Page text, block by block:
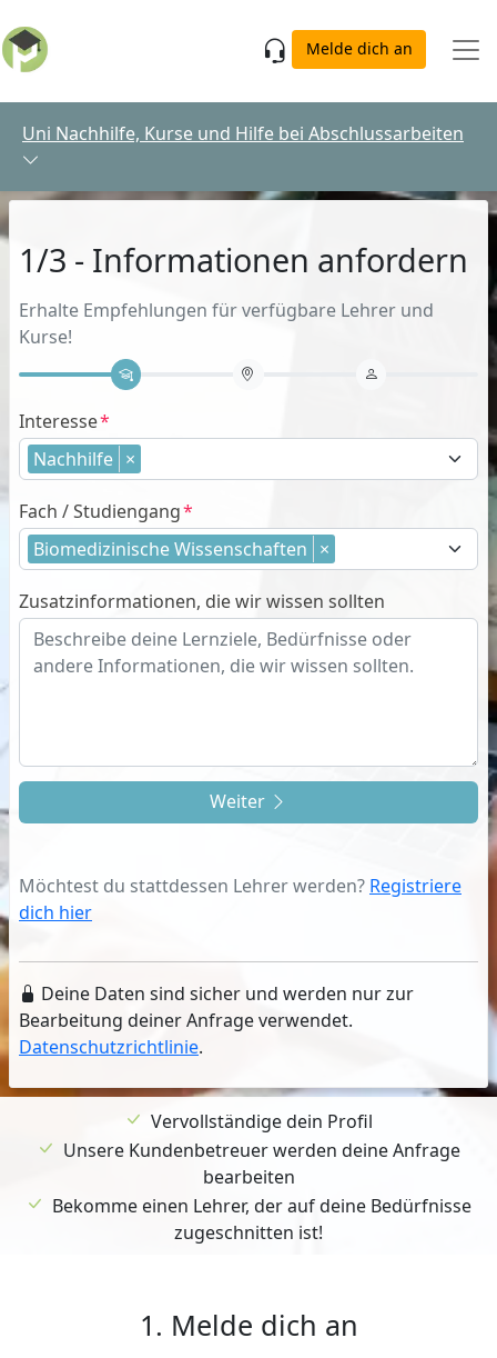
Melde dich an
Uni Nachhilfe, Kurse und Hilfe bei Abschlussarbeiten
1/3 - Informationen anfordern
Erhalte Empfehlungen für verfügbare Lehrer und
Kurse!
Interesse
Nachhilfe ×
Fach / Studiengang
Biomedizinische Wissenschaften ×
Zusatzinformationen, die wir wissen sollten
Weiter
Möchtest du stattdessen Lehrer werden? Registriere
dich hier
Deine Daten sind sicher und werden nur zur
Bearbeitung deiner Anfrage verwendet.
Datenschutzrichtlinie.
Vervollständige dein Profil
Unsere Kundenbetreuer werden deine Anfrage
bearbeiten
Bekomme einen Lehrer, der auf deine Bedürfnisse
zugeschnitten ist!
1. Melde dich an